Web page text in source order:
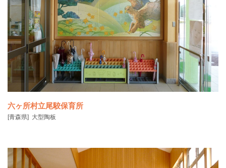
▶関連ニュース：仙台市地下鉄東西線開業｜陶板がお披露目されまし
た
六ヶ所村立尾駮保育所
[青森県] 大型陶板